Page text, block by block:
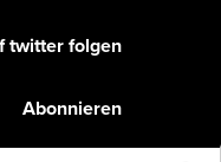
twitter folgen
Abonnieren